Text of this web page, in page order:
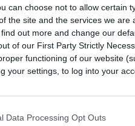
can choose not to allow certain
the site and the services we
out more and change our
of our First Party Strictly
functioning of our website
your settings, to log into your
Data Processing Opt Outs
empujaban a $4,300,
cuyo único
dólares «o la mejor
precio inicial de $5,000.
del juego, pero los